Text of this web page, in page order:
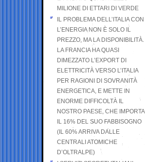
MILIONE DI ETTARI DI VERDE
IL PROBLEMA DELL’ITALIA CON
L’ENERGIA NON È SOLO IL
PREZZO, MA LA DISPONIBILITÀ.
LA FRANCIA HA QUASI
DIMEZZATO L’EXPORT DI
ELETTRICITÀ VERSO L’ITALIA
PER RAGIONI DI SOVRANITÀ
ENERGETICA, E METTE IN
ENORME DIFFICOLTÀ IL
NOSTRO PAESE, CHE IMPORTA
IL 16% DEL SUO FABBISOGNO
(IL 60% ARRIVA DALLE
CENTRALI ATOMICHE
D’OLTRALPE)